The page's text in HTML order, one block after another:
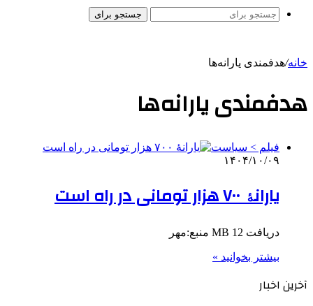
جستجو برای
خانه/هدفمندی یارانه‌ها
هدفمندی یارانه‌ها
فیلم > سیاست
۱۴۰۴/۱۰/۰۹
یارانۀ ۷۰۰ هزار تومانی در راه است
دریافت 12 MB منبع:مهر
بیشتر بخوانید »
آخرین اخبار